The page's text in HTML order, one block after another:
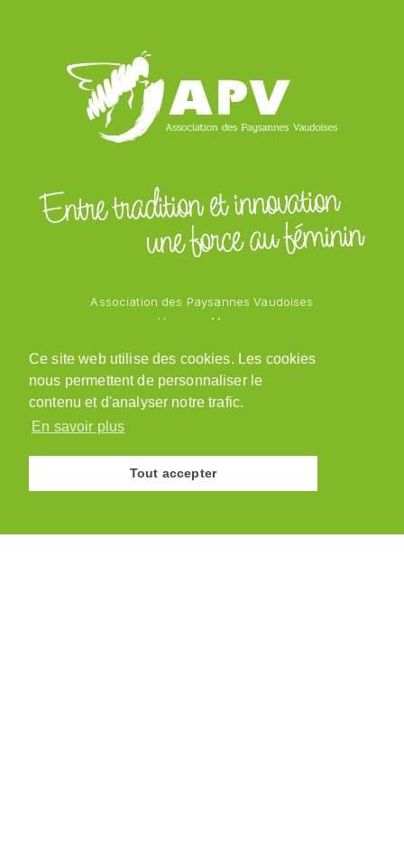
Ce site web utilise des cookies. Les cookies
nous permettent de personnaliser le
contenu et d'analyser notre trafic.
En savoir plus
Tout accepter
Association des Paysannes Vaudoises
Vanessa Mayor
1543 Grandcour
079 218 48 69
admin@paysannesvaudoises.ch
© Association des Paysannes Vaudoises · 2026